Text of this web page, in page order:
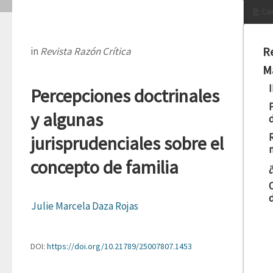
in Revista Razón Crítica
Percepciones doctrinales
y algunas
jurisprudenciales sobre el
concepto de familia
Julie Marcela Daza Rojas
DOI: https://doi.org/10.21789/25007807.1453